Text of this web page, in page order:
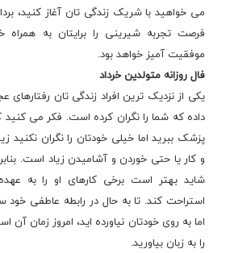
می خواهید با شریک زندگی تان آغاز کنید،
فرصت تجربه شیرینی را برایتان به
موفقیت آمیز خواهد بود.
فال روزانه متولدین خرداد
یکی از نزدیک ترین افراد زندگی تان
داده که شما را نگران کرده است. فکر می کنید
پزشک ببرید اما خیلی خودتان را نگران نکنید
و کار یا حتی خوردن و آشامیدن زیاد است.
شاید بهتر است برخی کارهای او را به
استراحت کند. تا به حال در رابطه عاطفی
اما به روی خودتان نیاورده اید، امروز زمان
را به زبان بیاورید.